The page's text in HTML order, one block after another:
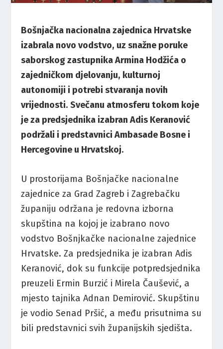
Bošnjačka nacionalna zajednica Hrvatske
izabrala novo vodstvo, uz snažne poruke
saborskog zastupnika Armina Hodžića o
zajedničkom djelovanju, kulturnoj
autonomiji i potrebi stvaranja novih
vrijednosti. Svečanu atmosferu tokom koje
je za predsjednika izabran Adis Keranović
podržali i predstavnici Ambasade Bosne i
Hercegovine u Hrvatskoj.
U prostorijama Bošnjačke nacionalne
zajednice za Grad Zagreb i Zagrebačku
županiju održana je redovna izborna
skupština na kojoj je izabrano novo
vodstvo Bošnjkačke nacionalne zajednice
Hrvatske. Za predsjednika je izabran Adis
Keranović, dok su funkcije potpredsjednika
preuzeli Ermin Burzić i Mirela Čaušević, a
mjesto tajnika Adnan Demirović. Skupštinu
je vodio Senad Pršić, a među prisutnima su
bili predstavnici svih županijskih sjedišta.